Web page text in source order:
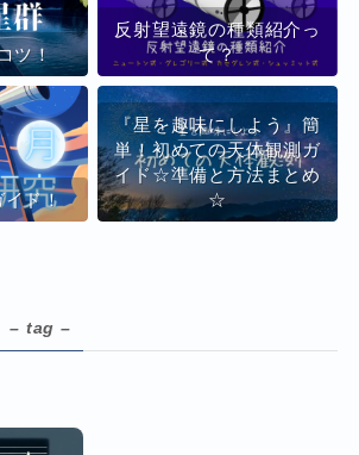
ツ！
反射望遠鏡の種類紹介っ
て？
イド！
『星を趣味にしよう』簡
単！初めての天体観測ガ
イド☆準備と方法まとめ
☆
– tag –